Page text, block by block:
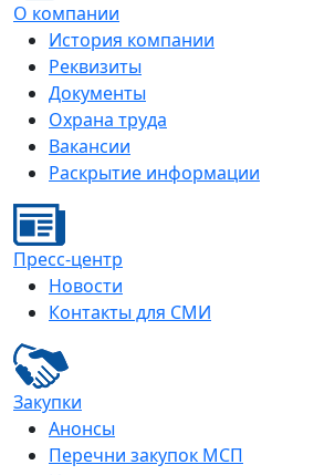
О компании
История компании
Реквизиты
Документы
Охрана труда
Вакансии
Раскрытие информации
Пресс-центр
Новости
Контакты для СМИ
Закупки
Анонсы
Перечни закупок МСП